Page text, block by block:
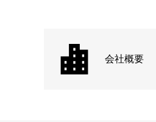
会社概要